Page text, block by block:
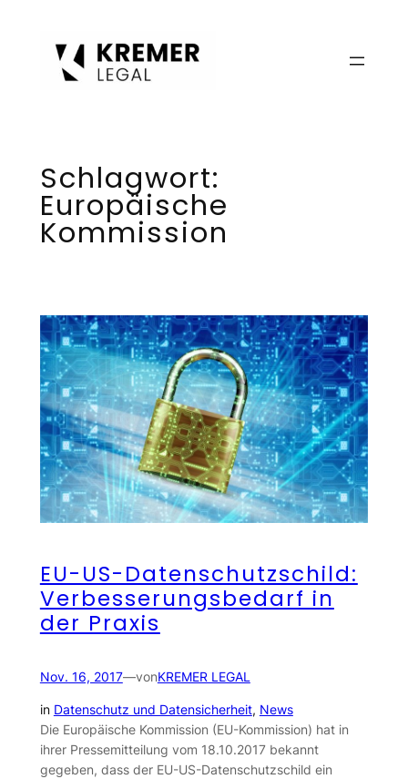
Schlagwort:
Europäische
Kommission
EU-US-Datenschutzschild:
Verbesserungsbedarf in
der Praxis
Nov. 16, 2017—vonKREMER LEGAL
in Datenschutz und Datensicherheit, News
Die Europäische Kommission (EU-Kommission) hat in
ihrer Pressemitteilung vom 18.10.2017 bekannt
gegeben, dass der EU-US-Datenschutzschild ein